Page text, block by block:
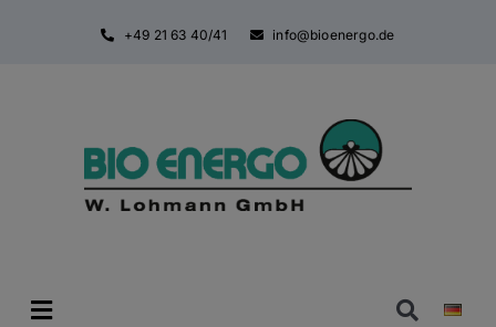
+49 21 63 40/41 info@bioenergo.de